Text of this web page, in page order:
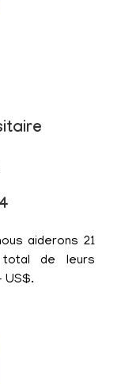
aiderons 21
total de leurs
US$.